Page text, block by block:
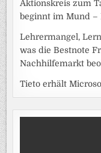
Aktionskreis zum
beginnt im Mund –
Lehrermangel,
was die Bestnote
Nachhilfemarkt
Tieto erhält